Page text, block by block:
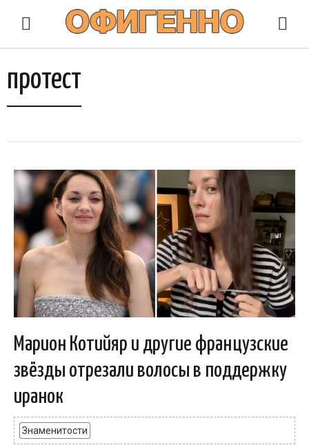
протест
Марион Котийяр и другие французские
звёзды отрезали волосы в поддержку
иранок
Знаменитости